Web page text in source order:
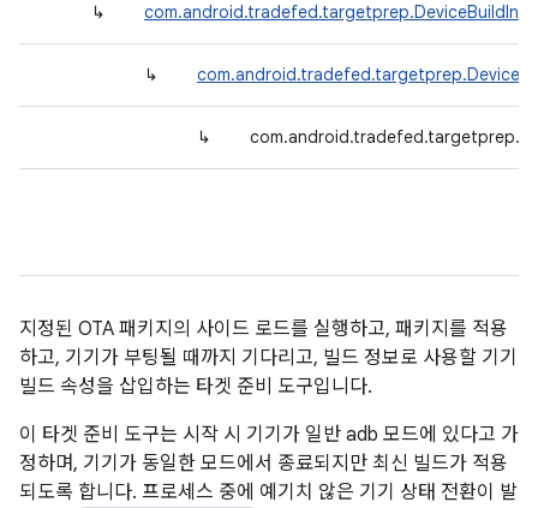
↳
↳
↳
지정된 OTA 패키지의 사이드 로드를 실행하고, 패키지를 적용
하고, 기기가 부팅될 때까지 기다리고, 빌드 정보로 사용할 기기
빌드 속성을 삽입하는 타겟 준비 도구입니다.
이 타겟 준비 도구는 시작 시 기기가 일반 adb 모드에 있다고 가
정하며, 기기가 동일한 모드에서 종료되지만 최신 빌드가 적용
되도록 합니다. 프로세스 중에 예기치 않은 기기 상태 전환이 발